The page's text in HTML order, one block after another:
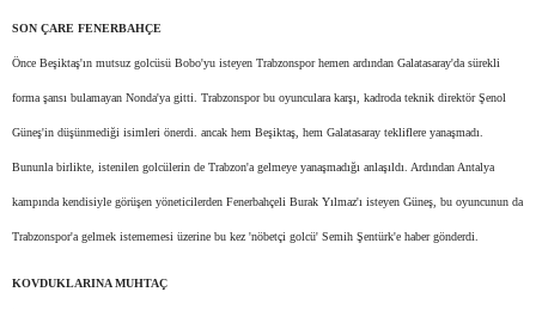
SON ÇARE FENERBAHÇE
Önce Beşiktaş'ın mutsuz golcüsü Bobo'yu isteyen Trabzonspor hemen ardından Galatasaray'da sürekli
forma şansı bulamayan Nonda'ya gitti. Trabzonspor bu oyunculara karşı, kadroda teknik direktör Şenol
Güneş'in düşünmediği isimleri önerdi. ancak hem Beşiktaş, hem Galatasaray tekliflere yanaşmadı.
Bununla birlikte, istenilen golcülerin de Trabzon'a gelmeye yanaşmadığı anlaşıldı. Ardından Antalya
kampında kendisiyle görüşen yöneticilerden Fenerbahçeli Burak Yılmaz'ı isteyen Güneş, bu oyuncunun da
Trabzonspor'a gelmek istememesi üzerine bu kez 'nöbetçi golcü' Semih Şentürk'e haber gönderdi.
KOVDUKLARINA MUHTAÇ